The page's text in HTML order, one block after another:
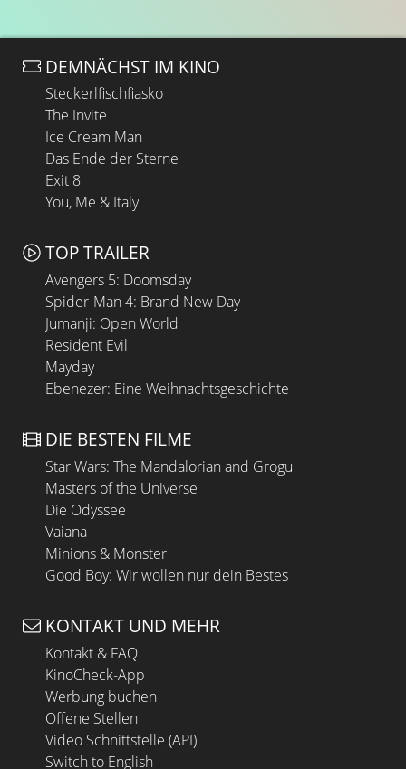
DEMNÄCHST IM KINO
Steckerlfischfiasko
The Invite
Ice Cream Man
Das Ende der Sterne
Exit 8
You, Me & Italy
TOP TRAILER
Avengers 5: Doomsday
Spider-Man 4: Brand New Day
Jumanji: Open World
Resident Evil
Mayday
Ebenezer: Eine Weihnachtsgeschichte
DIE BESTEN FILME
Star Wars: The Mandalorian and Grogu
Masters of the Universe
Die Odyssee
Vaiana
Minions & Monster
Good Boy: Wir wollen nur dein Bestes
KONTAKT UND MEHR
Kontakt & FAQ
KinoCheck-App
Werbung buchen
Offene Stellen
Video Schnittstelle (API)
Switch to English